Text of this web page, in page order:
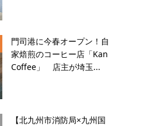
門司港に今春オープン！自
家焙煎のコーヒー店「Kan
Coffee」 店主が埼玉...
【北九州市消防局×九州国